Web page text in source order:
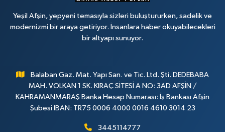
Yeşil Afşin, yepyeni temasıyla sizleri buluştururken, sadelik ve
modernizmi bir araya getiriyor. İnsanlara haber okuyabilecekleri
bir altyapı sunuyor.
Balaban Gaz. Mat. Yapı San. ve Tic. Ltd. Şti. DEDEBABA
MAH. VOLKAN 1 SK. KIRAÇ SİTESİ A NO: 3AD AFŞİN /
KAHRAMANMARAŞ Banka Hesap Numarası: İş Bankası Afşin
Şubesi IBAN: TR75 0006 4000 0016 4610 3014 23
3445114777